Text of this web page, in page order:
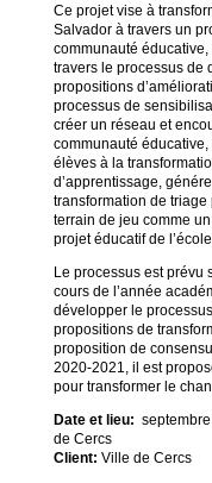
Ce projet vise à
Salvador à travers un
communauté
travers le processus de
propositions
processus de
créer un réseau et
communauté éducative,
élèves à la
d’apprentissage,
transformation de
terrain de jeu comme
projet éducatif de l’école.
Le processus est prévu
cours de l’année
développer le
propositions de
proposition de
2020-2021, il est
pour transformer le
Date et lieu:
de Cercs
Client: Ville de Cercs